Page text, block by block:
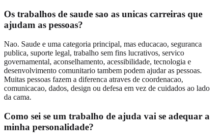
Os trabalhos de saude sao as unicas carreiras que
ajudam as pessoas?
Nao. Saude e uma categoria principal, mas educacao, seguranca
publica, suporte legal, trabalho sem fins lucrativos, servico
governamental, aconselhamento, acessibilidade, tecnologia e
desenvolvimento comunitario tambem podem ajudar as pessoas.
Muitas pessoas fazem a diferenca atraves de coordenacao,
comunicacao, dados, design ou defesa em vez de cuidados ao lado
da cama.
Como sei se um trabalho de ajuda vai se adequar a
minha personalidade?